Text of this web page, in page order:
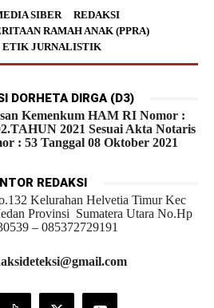
SIBER
REDAKSI
RAMAH ANAK (PPRA)
ETIK JURNALISTIK
DORHETA DIRGA (D3)
Kemenkum HAM RI Nomor :
2021 Sesuai Akta Notaris
: 53 Tanggal 08 Oktober 2021
REDAKSI
Kelurahan Helvetia Timur Kec
Provinsi Sumatera Utara No.Hp
– 085372729191